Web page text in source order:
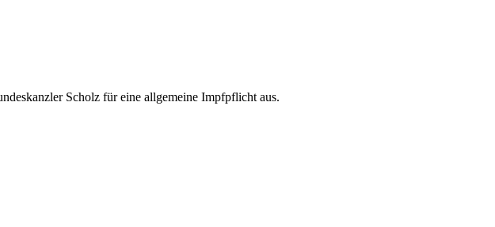
Scholz für eine allgemeine Impfpflicht aus.